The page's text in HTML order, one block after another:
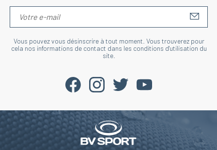
Vous pouvez vous désinscrire à tout moment. Vous trouverez pour
cela nos informations de contact dans les conditions d'utilisation du
site.